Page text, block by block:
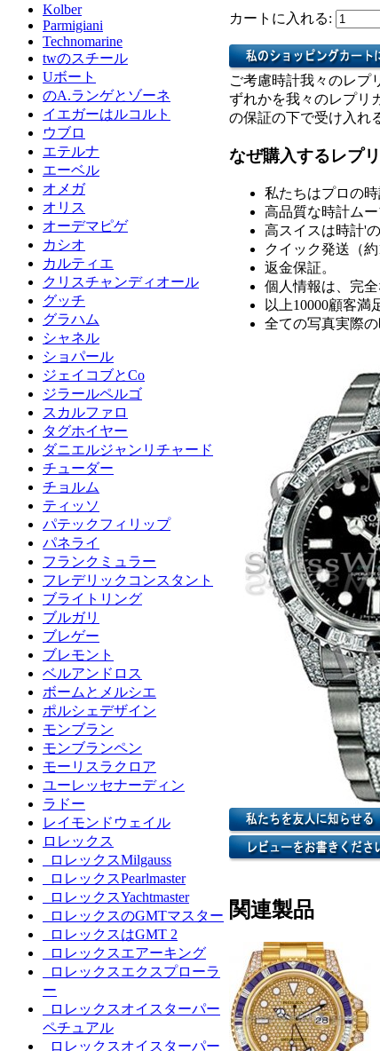
Kolber
Parmigiani
Technomarine
twのスチール
Uボート
のA.ランゲとゾーネ
イエガーはルコルト
ウブロ
エテルナ
エーベル
オメガ
オリス
オーデマピゲ
カシオ
カルティエ
クリスチャンディオール
グッチ
グラハム
シャネル
ショパール
ジェイコブとCo
ジラールペルゴ
スカルファロ
タグホイヤー
ダニエルジャンリチャード
チューダー
チョルム
ティッソ
パテックフィリップ
パネライ
フランクミュラー
フレデリックコンスタント
ブライトリング
ブルガリ
ブレゲー
ブレモント
ベルアンドロス
ボームとメルシエ
ポルシェデザイン
モンブラン
モンブランペン
モーリスラクロア
ユーレッセナーディン
ラドー
レイモンドウェイル
ロレックス
ロレックスMilgauss
ロレックスPearlmaster
ロレックスYachtmaster
ロレックスのGMTマスター
ロレックスはGMT 2
ロレックスエアーキング
ロレックスエクスプローラ
ー
ロレックスオイスターパー
ペチュアル
ロレックスオイスターパー
カートに入れる:
ご考慮時計我々のレプ
ずれかを我々のレプリ
の保証の下で受け入れ
なぜ購入するレプ
私たちはプロの
高品質な時計ムー
高スイスは時計'
クイック発送（約
返金保証。
個人情報は、完全
以上10000顧客満
全ての写真実際
関連製品